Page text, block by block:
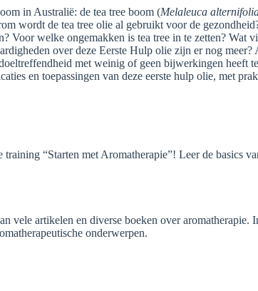
in Australië: de tea tree boom (Melaleuca
wordt de tea tree olie al gebruikt voor de
Voor welke ongemakken is tea tree in te zetten?
over deze Eerste Hulp olie zijn er nog
met weinig of geen bijwerkingen heeft
en toepassingen van deze eerste hulp olie, met
“Starten met Aromatherapie”! Leer de basics
vele artikelen en diverse boeken over
onderwerpen.